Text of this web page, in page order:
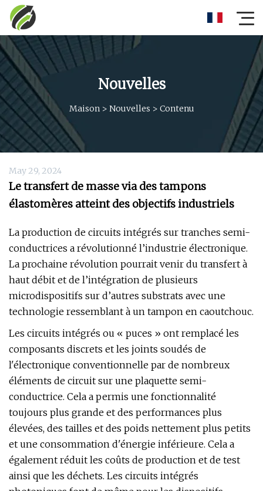
Nouvelles
Maison > Nouvelles > Contenu
May 29, 2024
Le transfert de masse via des tampons
élastomères atteint des objectifs industriels
La production de circuits intégrés sur tranches semi-
conductrices a révolutionné l’industrie électronique.
La prochaine révolution pourrait venir du transfert à
haut débit et de l’intégration de plusieurs
microdispositifs sur d’autres substrats avec une
technologie ressemblant à un tampon en caoutchouc.
Les circuits intégrés ou « puces » ont remplacé les
composants discrets et les joints soudés de
l'électronique conventionnelle par de nombreux
éléments de circuit sur une plaquette semi-
conductrice. Cela a permis une fonctionnalité
toujours plus grande et des performances plus
élevées, des tailles et des poids nettement plus petits
et une consommation d'énergie inférieure. Cela a
également réduit les coûts de production et de test
ainsi que les déchets. Les circuits intégrés